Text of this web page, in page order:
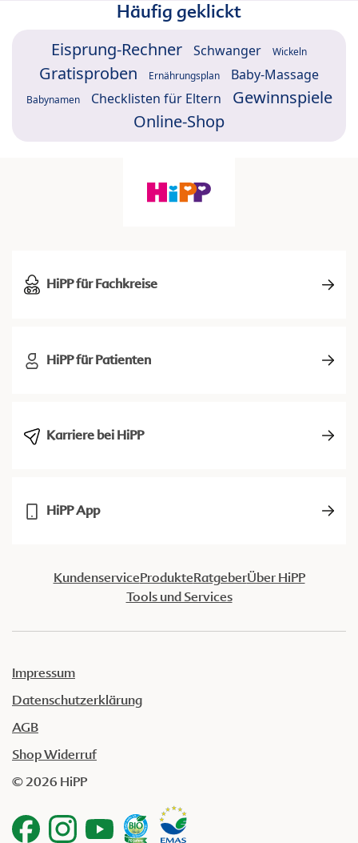
Häufig geklickt
Eisprung-Rechner Schwanger Wickeln
Gratisproben Ernährungsplan Baby-Massage
Babynamen Checklisten für Eltern
Gewinnspiele
Online-Shop
HiPP für Fachkreise
HiPP für Patienten
Karriere bei HiPP
HiPP App
KundenserviceProdukteRatgeberÜber HiPP
Tools und Services
Impressum
Datenschutzerklärung
AGB
Shop Widerruf
© 2026 HiPP